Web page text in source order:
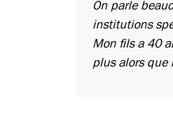
On parle
institutions
Mon fils a 40
plus alors que